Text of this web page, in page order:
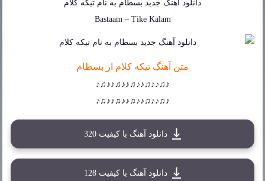
دانلود آهنگ جدید بسطام به نام تیکه کلام
Bastaam – Tike Kalam
متن آهنگ تیکه کلام از بسطام
♪♫♪♪♫♪♪♫♪♪♫♪♪♫♪
♪♫♪♪♫♪♪♫♪♪♫♪♪♫♪
دانلود آهنگ با کیفیت 320
دانلود آهنگ با کیفیت 128